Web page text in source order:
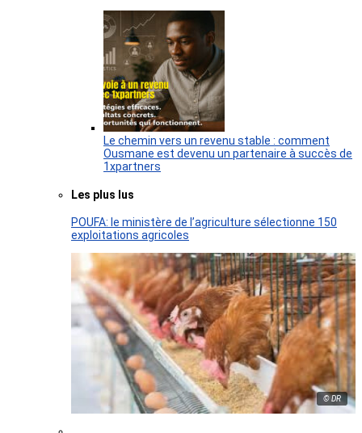
Le chemin vers un revenu stable : comment
Ousmane est devenu un partenaire à succès de
1xpartners
Les plus lus
POUFA: le ministère de l’agriculture sélectionne 150
exploitations agricoles
© DR